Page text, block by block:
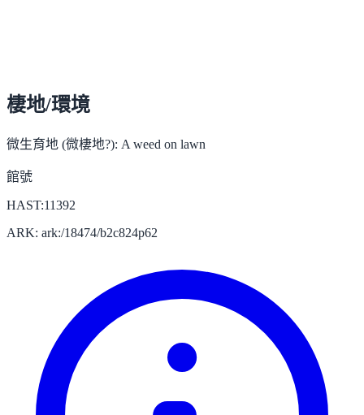
棲地/環境
微生育地 (微棲地?): A weed on lawn
館號
HAST:11392
ARK: ark:/18474/b2c824p62